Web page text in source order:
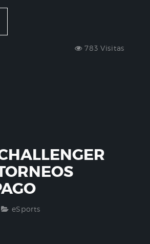
783 Visitas
eSports